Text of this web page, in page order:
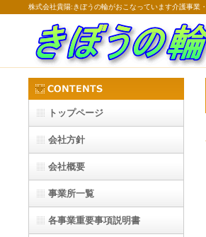
株式会社貴陽:きぼうの輪がおこなっています介護事業
トップページ
会社方針
会社概要
事業所一覧
各事業重要事項説明書